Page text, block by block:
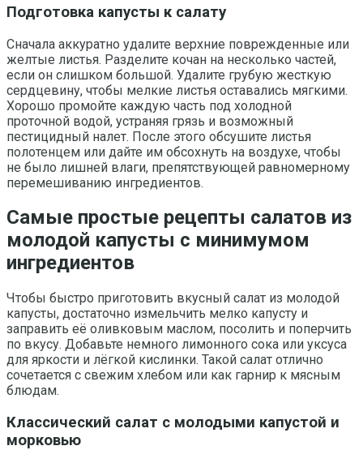
Подготовка капусты к салату
Сначала аккуратно удалите верхние поврежденные или
желтые листья. Разделите кочан на несколько частей,
если он слишком большой. Удалите грубую жесткую
сердцевину, чтобы мелкие листья оставались мягкими.
Хорошо промойте каждую часть под холодной
проточной водой, устраняя грязь и возможный
пестицидный налет. После этого обсушите листья
полотенцем или дайте им обсохнуть на воздухе, чтобы
не было лишней влаги, препятствующей равномерному
перемешиванию ингредиентов.
Самые простые рецепты салатов из
молодой капусты с минимумом
ингредиентов
Чтобы быстро приготовить вкусный салат из молодой
капусты, достаточно измельчить мелко капусту и
заправить её оливковым маслом, посолить и поперчить
по вкусу. Добавьте немного лимонного сока или уксуса
для яркости и лёгкой кислинки. Такой салат отлично
сочетается с свежим хлебом или как гарнир к мясным
блюдам.
Классический салат с молодыми капустой и
морковью